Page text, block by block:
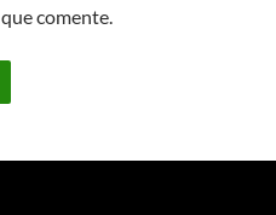
comente.